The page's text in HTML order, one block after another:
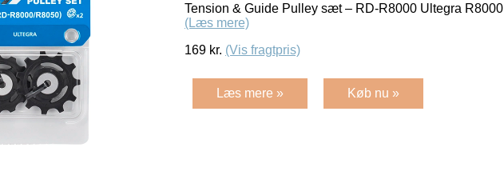
Tension & Guide Pulley sæt – RD-R8000 Ultegra R8000
(Læs mere)
169 kr. (Vis fragtpris)
Læs mere » Køb nu »